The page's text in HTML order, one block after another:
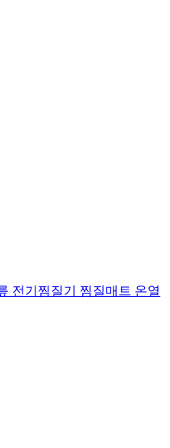
전기찜질기 찜질매트 온열